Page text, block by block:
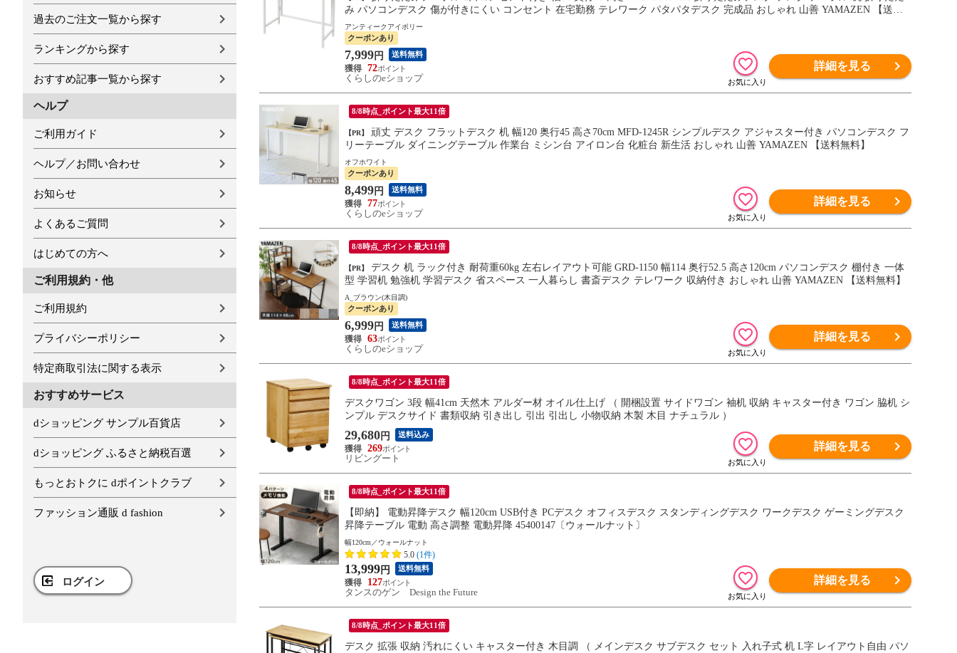
過去のご注文一覧から探す
ランキングから探す
おすすめ記事一覧から探す
ヘルプ
ご利用ガイド
ヘルプ／お問い合わせ
お知らせ
よくあるご質問
はじめての方へ
ご利用規約・他
ご利用規約
プライバシーポリシー
特定商取引法に関する表示
おすすめサービス
dショッピング サンプル百貨店
dショッピング ふるさと納税百選
もっとおトクに dポイントクラブ
ファッション通販 d fashion
ログイン
み パソコンデスク 傷が付きにくい コンセント 在宅勤務 テレワーク パタパタデスク 完成品 おしゃれ 山善 YAMAZEN 【送料
無料】
アンティークアイボリー
クーポンあり
7,999 円 送料無料
72
くらしのeショップ
詳細を見る
8/8時点_ポイント最大11倍
【PR】
リーテーブル ダイニングテーブル 作業台 ミシン台 アイロン台 化粧台 新生活 おしゃれ 山善 YAMAZEN 【送料無料】
オフホワイト
クーポンあり
8,499 円 送料無料
77
くらしのeショップ
詳細を見る
8/8時点_ポイント最大11倍
【PR】
型 学習机 勉強机 学習デスク 省スペース 一人暮らし 書斎デスク テレワーク 収納付き おしゃれ 山善 YAMAZEN 【送料無料】
A_ブラウン(木目調)
クーポンあり
6,999 円 送料無料
63
くらしのeショップ
詳細を見る
8/8時点_ポイント最大11倍
デスクワゴン 3段 幅41cm 天然木 アルダー材 オイル仕上げ （ 開梱設置 サイドワゴン 袖机 収納 キャスター付き ワゴン 脇机 シ
ンプル デスクサイド 書類収納 引き出し 引出 引出し 小物収納 木製 木目 ナチュラル ）
29,680 円 送料込み
269
リビングート
詳細を見る
8/8時点_ポイント最大11倍
【即納】 電動昇降デスク 幅120cm USB付き PCデスク オフィスデスク スタンディングデスク ワークデスク ゲーミングデスク
昇降テーブル 電動 高さ調整 電動昇降 45400147〔ウォールナット〕
幅120cm／ウォールナット
5.0 (1件)
13,999 円 送料無料
127
タンスのゲン Design the Future
詳細を見る
8/8時点_ポイント最大11倍
デスク 拡張 収納 汚れにくい キャスター付き 木目調 （ メインデスク サブデスク セット 入れ子式 机 L字 レイアウト自由 パソ